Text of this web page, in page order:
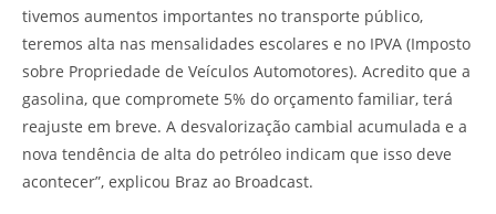
tivemos aumentos importantes no transporte público,
teremos alta nas mensalidades escolares e no IPVA (Imposto
sobre Propriedade de Veículos Automotores). Acredito que a
gasolina, que compromete 5% do orçamento familiar, terá
reajuste em breve. A desvalorização cambial acumulada e a
nova tendência de alta do petróleo indicam que isso deve
acontecer”, explicou Braz ao Broadcast.